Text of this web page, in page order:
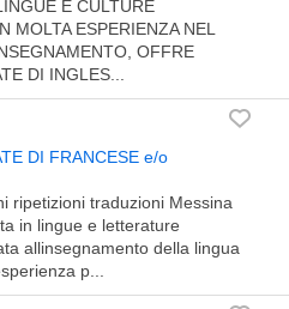
E CULTURE
MOLTA ESPERIENZA NEL
OFFRE
DI INGLES...
DI FRANCESE e/o
ripetizioni traduzioni Messina
in lingue e letterature
allinsegnamento della lingua
p...